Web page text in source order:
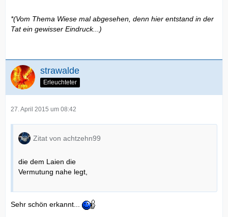
*(Vom Thema Wiese mal abgesehen, denn hier entstand in der
Tat ein gewisser Eindruck...)
strawalde
Erleuchteter
27. April 2015 um 08:42
Zitat von achtzehn99
die dem Laien die
Vermutung nahe legt,
Sehr schön erkannt...